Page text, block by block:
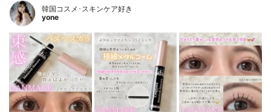
韓国コスメ･スキンケア好き
yone